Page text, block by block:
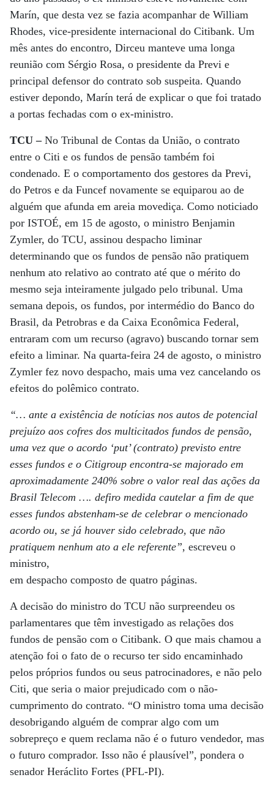
Marín, que desta vez se fazia acompanhar de William
Rhodes, vice-presidente internacional do Citibank. Um
mês antes do encontro, Dirceu manteve uma longa
reunião com Sérgio Rosa, o presidente da Previ e
principal defensor do contrato sob suspeita. Quando
estiver depondo, Marín terá de explicar o que foi tratado
a portas fechadas com o ex-ministro.
TCU –No Tribunal de Contas da União, o contrato
entre o Citi e os fundos de pensão também foi
condenado. E o comportamento dos gestores da Previ,
do Petros e da Funcef novamente se equiparou ao de
alguém que afunda em areia movediça. Como noticiado
por ISTOÉ, em 15 de agosto, o ministro Benjamin
Zymler, do TCU, assinou despacho liminar
determinando que os fundos de pensão não pratiquem
nenhum ato relativo ao contrato até que o mérito do
mesmo seja inteiramente julgado pelo tribunal. Uma
semana depois, os fundos, por intermédio do Banco do
Brasil, da Petrobras e da Caixa Econômica Federal,
entraram com um recurso (agravo) buscando tornar sem
efeito a liminar. Na quarta-feira 24 de agosto, o ministro
Zymler fez novo despacho, mais uma vez cancelando os
efeitos do polêmico contrato.
“… ante a existência de notícias nos autos de potencial
prejuízo aos cofres dos multicitados fundos de pensão,
uma vez que o acordo ‘put’ (contrato) previsto entre
esses fundos e o Citigroup encontra-se majorado em
aproximadamente 240% sobre o valor real das ações da
Brasil Telecom …. defiro medida cautelar a fim de que
esses fundos abstenham-se de celebrar o mencionado
acordo ou, se já houver sido celebrado, que não
pratiquem nenhum ato a ele referente”, escreveu o
ministro,
em despacho composto de quatro páginas.
A decisão do ministro do TCU não surpreendeu os
parlamentares que têm investigado as relações dos
fundos de pensão com o Citibank. O que mais chamou a
atenção foi o fato de o recurso ter sido encaminhado
pelos próprios fundos ou seus patrocinadores, e não pelo
Citi, que seria o maior prejudicado com o não-
cumprimento do contrato. “O ministro toma uma decisão
desobrigando alguém de comprar algo com um
sobrepreço e quem reclama não é o futuro vendedor, mas
o futuro comprador. Isso não é plausível”, pondera o
senador Heráclito Fortes (PFL-PI).